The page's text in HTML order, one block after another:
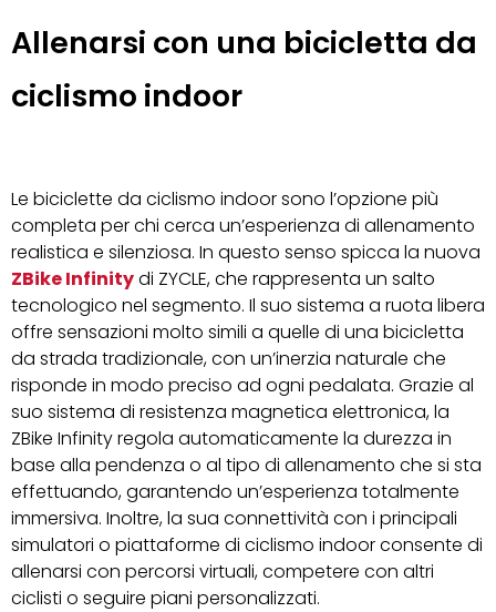
Allenarsi con una bicicletta da
ciclismo indoor
Le biciclette da ciclismo indoor sono l’opzione più
completa per chi cerca un’esperienza di allenamento
realistica e silenziosa. In questo senso spicca la nuova
ZBike Infinitydi ZYCLE, che rappresenta un salto
tecnologico nel segmento. Il suo sistema a ruota libera
offre sensazioni molto simili a quelle di una bicicletta
da strada tradizionale, con un’inerzia naturale che
risponde in modo preciso ad ogni pedalata. Grazie al
suo sistema di resistenza magnetica elettronica, la
ZBike Infinity regola automaticamente la durezza in
base alla pendenza o al tipo di allenamento che si sta
effettuando, garantendo un’esperienza totalmente
immersiva. Inoltre, la sua connettività con i principali
simulatori o piattaforme di ciclismo indoor consente di
allenarsi con percorsi virtuali, competere con altri
ciclisti o seguire piani personalizzati.